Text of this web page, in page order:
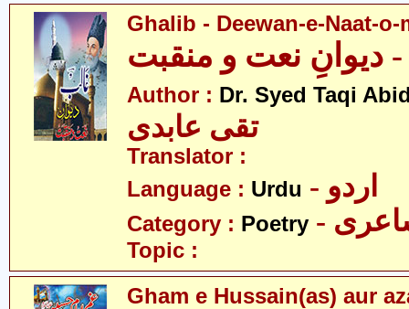
Ghalib - Deewan-e-Naat-o-
دیوانِ نعت و منقبت
Author : Dr. Syed Taqi
تقی عابدی
Translator :
Language : Urdu - اردو
Category : Poetry
Topic :
Gham e Hussain(as) aur